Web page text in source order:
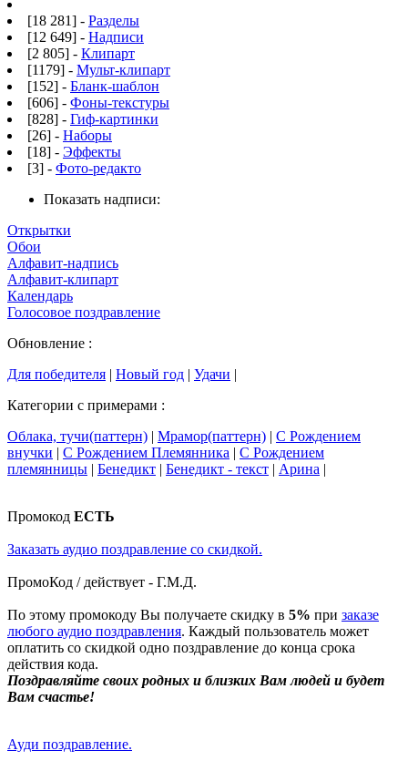
[18 281] - Разделы
[12 649] - Надписи
[2 805] - Клипарт
[1179] - Мульт-клипарт
[152] - Бланк-шаблон
[606] - Фоны-текстуры
[828] - Гиф-картинки
[26] - Наборы
[18] - Эффекты
[3] - Фото-редакто
Показать надписи:
Открытки
Обои
Алфавит-надпись
Алфавит-клипарт
Календарь
Голосовое поздравление
Обновление :
Для победителя | Новый год | Удачи |
Категории с примерами :
Облака, тучи(паттерн) | Мрамор(паттерн) | С Рождением
внучки | С Рождением Племянника | С Рождением
племянницы | Бенедикт | Бенедикт - текст | Арина |
Промокод ЕСТЬ
Заказать аудио поздравление со скидкой.
ПромоКод / действует - Г.М.Д.
По этому промокоду Вы получаете скидку в 5% при заказе
любого аудио поздравления. Каждый пользователь может
оплатить со скидкой одно поздравление до конца срока
действия кода.
Поздравляйте своих родных и близких Вам людей и будет
Вам счастье!
Ауди поздравление.